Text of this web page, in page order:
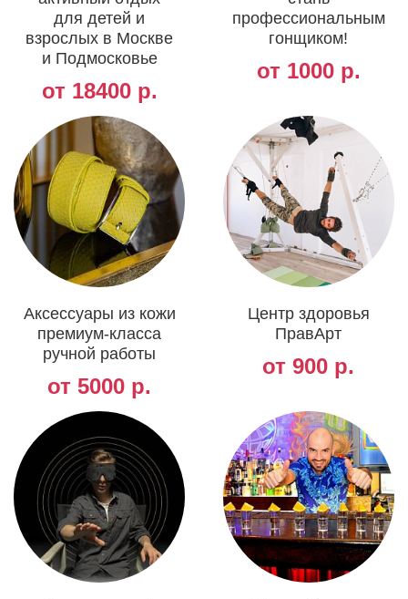
для детей и
взрослых в Москве
и Подмосковье
от 18400 р.
профессиональным
гонщиком!
от 1000 р.
Аксессуары из кожи
премиум-класса
ручной работы
от 5000 р.
Центр здоровья
ПравАрт
от 900 р.